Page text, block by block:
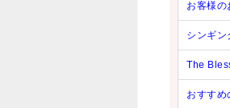
お客様の
シンギン
The
おすす